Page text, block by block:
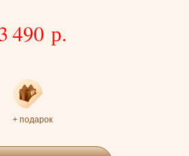
490 р.
+ подарок